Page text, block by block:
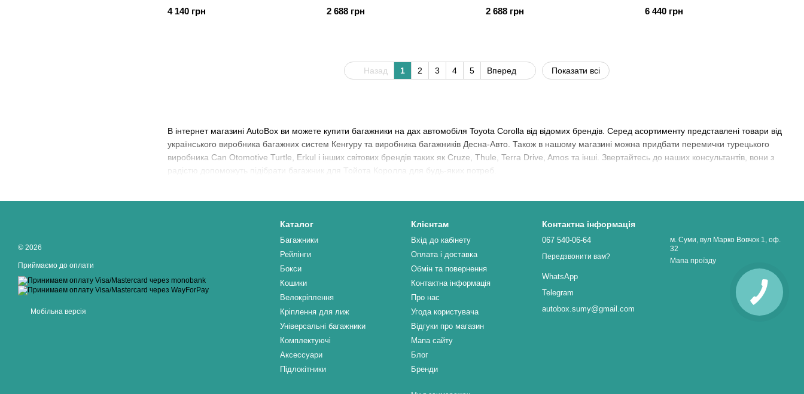
В інтернет магазині AutoBox ви можете купити багажники на дах автомобіля Toyota Corolla від відомих брендів. Серед асортименту представлені товари від
українського виробника багажних систем Кенгуру та виробника багажників Десна-Авто. Також в нашому магазині можна придбати перемички турецького
виробника Can Otomotive Turtle, Erkul і інших світових брендів таких як Cruze, Thule, Terra Drive, Amos та інші. Звертайтесь до наших консультантів, вони з
радістю допоможуть підібрати багажник для Тойота Королла для будь-яких потреб.
4 140 грн
2 688 грн
2 688 грн
6 440 грн
Назад 1 2 3 4 5 Вперед Показати всі
© 2026
Приймаємо до оплати
Мобільна версія
Каталог
Багажники
Рейлінги
Бокси
Кошики
Велокріплення
Кріплення для лиж
Універсальні багажники
Комплектуючі
Аксессуари
Підлокітники
Клієнтам
Вхід до кабінету
Оплата і доставка
Обмін та повернення
Контактна інформація
Про нас
Угода користувача
Відгуки про магазин
Мапа сайту
Блог
Бренди
Контактна інформація
067 540-06-64
Передзвонити вам?
WhatsApp
Telegram
autobox.sumy@gmail.com
м. Суми, вул Марко Вовчок 1, оф.
32
Мапа проїзду